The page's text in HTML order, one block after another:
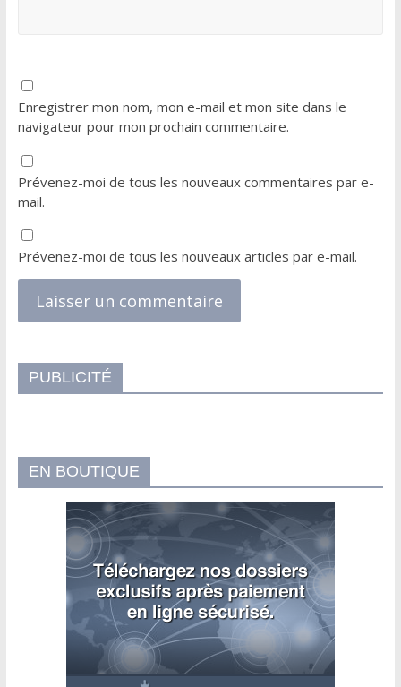
Enregistrer mon nom, mon e-mail et mon site dans le
navigateur pour mon prochain commentaire.
Prévenez-moi de tous les nouveaux commentaires par e-
mail.
Prévenez-moi de tous les nouveaux articles par e-mail.
PUBLICITÉ
EN BOUTIQUE